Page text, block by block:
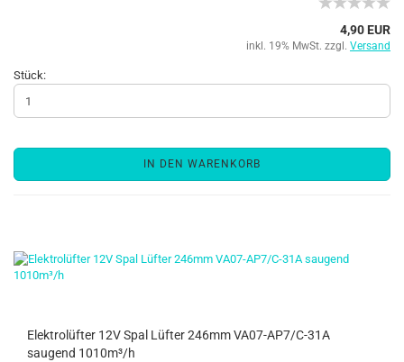
4,90 EUR
inkl. 19% MwSt. zzgl. Versand
Stück:
IN DEN WARENKORB
Elektrolüfter 12V Spal Lüfter 246mm VA07-AP7/C-31A
saugend 1010m³/h